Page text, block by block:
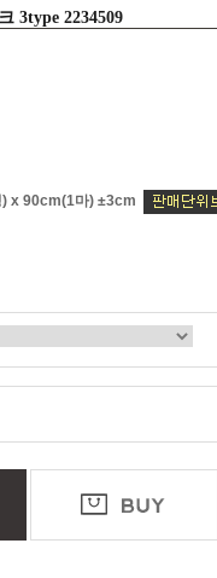
3type 2234509
x 90cm(1마) ±3cm